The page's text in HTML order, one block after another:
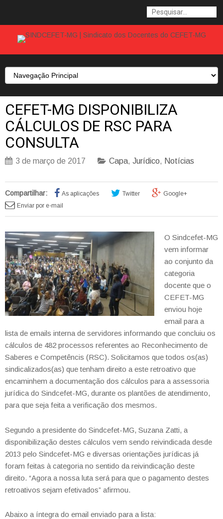
CEFET-MG DISPONIBILIZA
CÁLCULOS DE RSC PARA
CONSULTA
3 de março de 2017 Capa, Jurídico, Notícias
Compartilhar: As aplicações Twitter
Google+
Enviar por e-mail
O Sindcefet-MG
vem informar
ao conjunto da
categoria
docente que o
CEFET-MG
enviou hoje
email para a
lista de emails interna de servidores informando que concluiu os
cálculos de 482 processos referentes ao Reconhecimento de
Saberes e Competêncis (RSC). Solicitamos que todos os(as)
sindicalizados(as) que tenham direito a este retroativo que
encaminhem a documentação dos cálculos para a assessoria
jurídica do Sindcefet-MG, durante os plantões de atendimento,
para que seja feita a verificação dos mesmos.
Segundo a presidente do Sindcefet-MG, Suzana Zatti, a
disponibilização destes cálculos vem sendo reivindicada desde
2013 pelo Sindcefet-MG e diversas orientações jurídicas já
foram feitas à categoria no sentido da reivindicação deste
direito. “Agora a nossa luta será para que o pagamento destes
retroativos sejam efetivados” afirmou.
Abaixo a íntegra do email enviado para a lista: